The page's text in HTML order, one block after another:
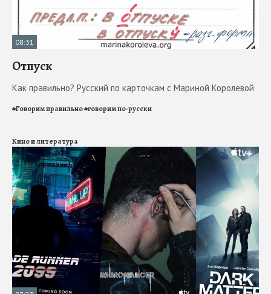
08:31
Отпуск
Как правильно? Русский по карточкам с Мариной Королевой
#Говорим правильно#говорим по-русски
Кино и литература